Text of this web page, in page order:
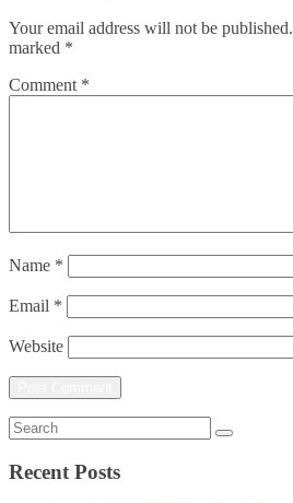
Your email address will not be published.
marked *
Comment *
Name *
Email *
Website
Recent Posts